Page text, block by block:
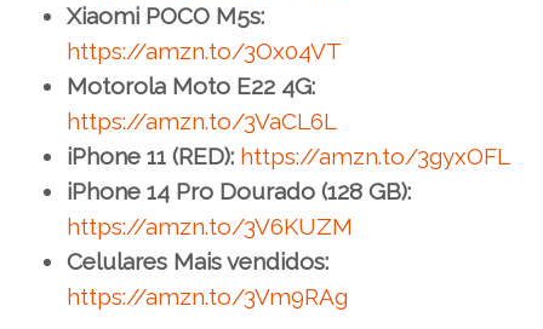
Xiaomi POCO M5s:
https://amzn.to/3Ox04VT
Motorola Moto E22 4G:
https://amzn.to/3VaCL6L
iPhone 11 (RED): https://amzn.to/3gyxOFL
iPhone 14 Pro Dourado (128 GB):
https://amzn.to/3V6KUZM
Celulares Mais vendidos:
https://amzn.to/3Vm9RAg